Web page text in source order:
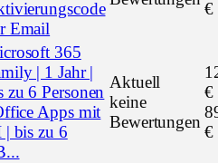
Email
€
365
| 1 Jahr |
zu 6 Personen
Apps mit
bis zu 6
Aktuell
keine
Bewertungen
€
€